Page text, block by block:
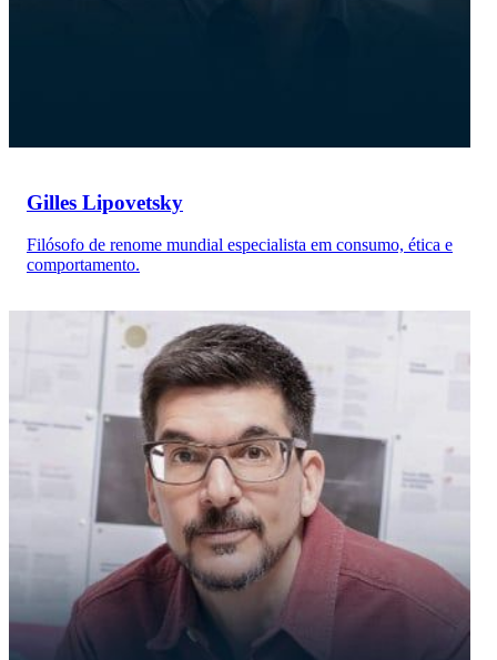
Gilles Lipovetsky
Filósofo de renome mundial especialista em consumo, ética e
comportamento.